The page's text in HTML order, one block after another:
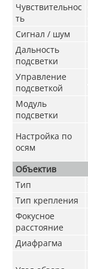
Чувствительнос
ть
Сигнал / шум
Дальность
подсветки
Управление
подсветкой
Модуль
подсветки
Настройка по
осям
Объектив
Тип
Тип крепления
Фокусное
расстояние
Диафрагма